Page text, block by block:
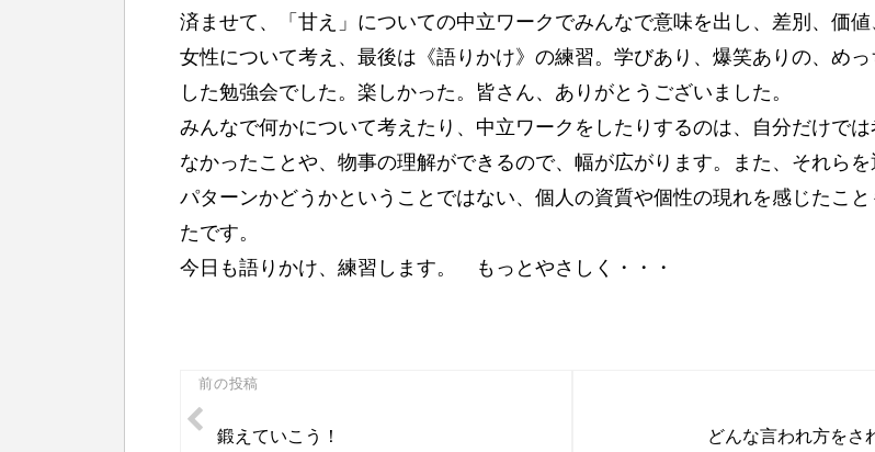
済ませて、「甘え」についての中立ワークでみんなで意味を出し、差別、価値
女性について考え、最後は《語りかけ》の練習。学びあり、爆笑ありの、めっ
した勉強会でした。楽しかった。皆さん、ありがとうございました。
みんなで何かについて考えたり、中立ワークをしたりするのは、自分だけで
なかったことや、物事の理解ができるので、幅が広がります。また、それらを
パターンかどうかということではない、個人の資質や個性の現れを感じたこと
たです。
今日も語りかけ、練習します。 もっとやさしく・・・
投
稿
前の投稿
鍛えていこう！ どんな言われ方をさ